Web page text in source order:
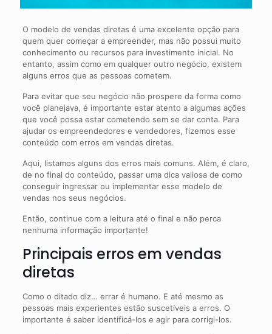
O modelo de vendas diretas é uma excelente opção para
quem quer começar a empreender, mas não possui muito
conhecimento ou recursos para investimento inicial. No
entanto, assim como em qualquer outro negócio, existem
alguns erros que as pessoas cometem.
Para evitar que seu negócio não prospere da forma como
você planejava, é importante estar atento a algumas ações
que você possa estar cometendo sem se dar conta. Para
ajudar os empreendedores e vendedores, fizemos esse
conteúdo com erros em vendas diretas.
Aqui, listamos alguns dos erros mais comuns. Além, é claro,
de no final do conteúdo, passar uma dica valiosa de como
conseguir ingressar ou implementar esse modelo de
vendas nos seus negócios.
Então, continue com a leitura até o final e não perca
nenhuma informação importante!
Principais erros em vendas
diretas
Como o ditado diz… errar é humano. E até mesmo as
pessoas mais experientes estão suscetíveis a erros. O
importante é saber identificá-los e agir para corrigi-los.